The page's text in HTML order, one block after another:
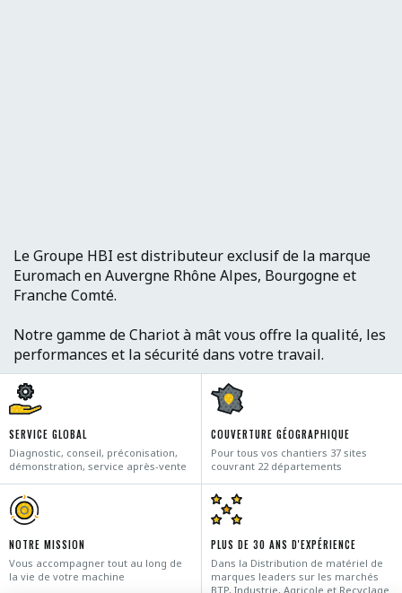
Le Groupe HBI est distributeur exclusif de la marque
Euromach en Auvergne Rhône Alpes, Bourgogne et
Franche Comté.
Notre gamme de Chariot à mât vous offre la qualité, les
performances et la sécurité dans votre travail.
SERVICE GLOBAL
Diagnostic, conseil, préconisation,
démonstration, service après-vente
COUVERTURE GÉOGRAPHIQUE
Pour tous vos chantiers 37 sites
couvrant 22 départements
NOTRE MISSION
Vous accompagner tout au long de
la vie de votre machine
PLUS DE 30 ANS D'EXPÉRIENCE
Dans la Distribution de matériel de
marques leaders sur les marchés
BTP, Industrie, Agricole et Recyclage